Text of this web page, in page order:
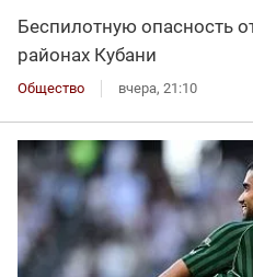
Беспилотную опасность
районах Кубани
Общество вчера, 21:10